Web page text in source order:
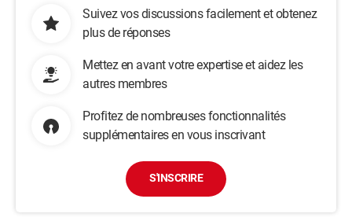
Suivez vos discussions facilement et obtenez
plus de réponses
Mettez en avant votre expertise et aidez les
autres membres
Profitez de nombreuses fonctionnalités
supplémentaires en vous inscrivant
S'INSCRIRE